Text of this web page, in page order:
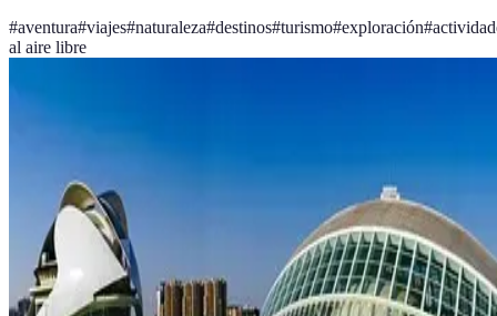
#aventura#viajes#naturaleza#destinos#turismo#exploración#
al aire libre